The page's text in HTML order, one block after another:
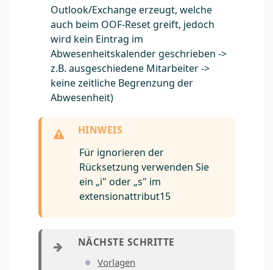
Outlook/Exchange erzeugt, welche
auch beim OOF-Reset greift, jedoch
wird kein Eintrag im
Abwesenheitskalender geschrieben ->
z.B. ausgeschiedene Mitarbeiter ->
keine zeitliche Begrenzung der
Abwesenheit)
Für ignorieren der
Rücksetzung verwenden Sie
ein „i" oder „s" im
extensionattribut15
Vorlagen